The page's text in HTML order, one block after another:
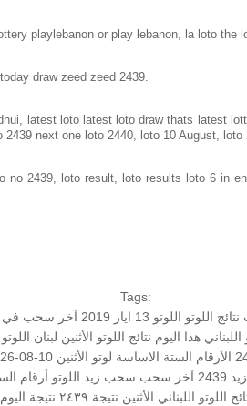
playlebanon or play lebanon, la loto the
draw zeed zeed 2439.
latest loto latest loto draw thats latest
next one loto 2440, loto 10 August, loto
no 2439, loto result, loto results loto 6 in
Tags:
نتائج اللوتو اللوتو 13 ايار 2019 آخر سحب في
اللبناني هذا اليوم نتائج اللوتو الأثنين لبنان
الأرقام الستة الاساسة لوتو الأثنين 10-08-2026
آخر سحب سحب زيد اللوتو أرقام
اللوتو اللبناني الأثنين نتيجة ٢٤٣٩ نتيجة اليوم